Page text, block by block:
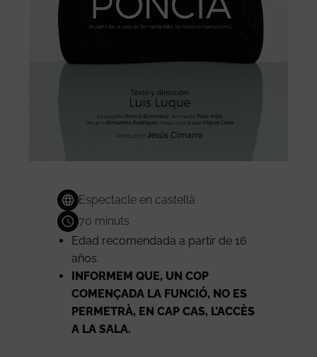
Espectacle en castellà
70 minuts
Edad recomendada a partir de 16
años.
INFORMEM QUE, UN COP
COMENÇADA LA FUNCIÓ, NO ES
PERMETRÀ, EN CAP CAS, L’ACCÈS
A LA SALA.